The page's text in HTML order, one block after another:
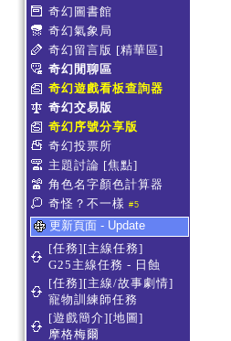
奇幻圖書館
奇幻氣象局
奇幻留言版 [精華區]
奇幻閒聊區
奇幻遊戲看板查詢器
奇幻交易版
奇幻序號分享版
奇幻投票所
主題討論 [焦點]
角色名字顏色計算器
奇怪？不一樣 #5
更新頁面 - Update
[任務][主線任務]
G25主線任務 - 日蝕
[任務][主線/故事劇情]
寵物訓練師任務
[遊戲簡介][地圖]
摩格梅爾